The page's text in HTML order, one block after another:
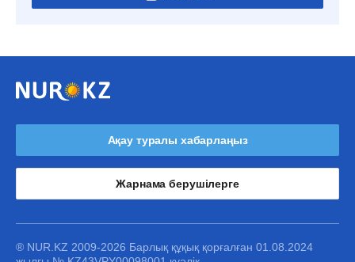
Ақау туралы хабарлаңыз
Жарнама берушілерге
® NUR.KZ 2009-2026 Барлық құқық қорғалған 01.08.2024